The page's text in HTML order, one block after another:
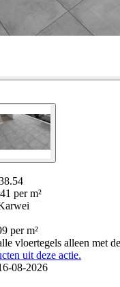
.54
per m²
per m²
vloertegels alleen met
uit deze actie.
08-2026